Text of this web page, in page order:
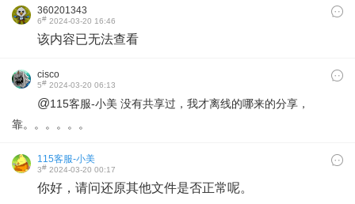
360201343
6# 2024-03-20 16:46
该内容已无法查看
cisco
5# 2024-03-20 06:13
@115客服-小美 没有共享过，我才离线的哪来的分享，
靠。。。。。。
115客服-小美
3# 2024-03-20 00:17
你好，请问还原其他文件是否正常呢。